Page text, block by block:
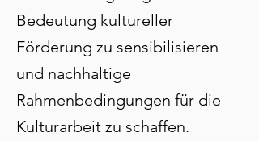
Bedeutung kultureller
Förderung zu sensibilisieren
und nachhaltige
Rahmenbedingungen für die
Kulturarbeit zu schaffen.